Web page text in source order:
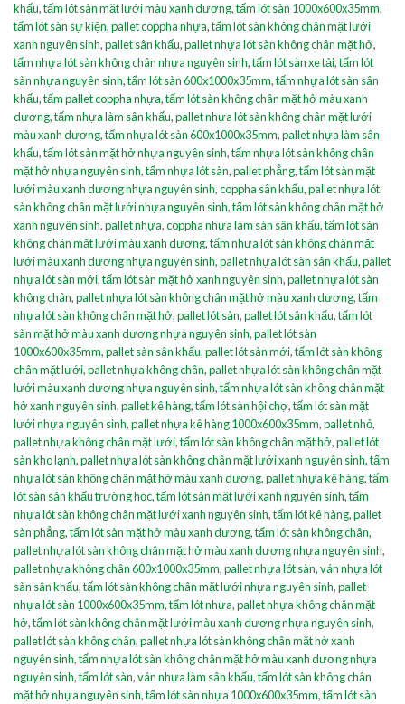
khấu,tấm lót sàn mặt lưới màu xanh dương,tấm lót sàn 1000x600x35mm,
tấm lót sàn sự kiện,pallet coppha nhựa,tấm lót sàn không chân mặt lưới
xanh nguyên sinh,pallet sân khấu,pallet nhựa lót sàn không chân mặt hở,
tấm nhựa lót sàn không chân nhựa nguyên sinh,tấm lót sàn xe tải,tấm lót
sàn nhựa nguyên sinh,tấm lót sàn 600x1000x35mm,tấm nhựa lót sàn sân
khấu,tấm pallet coppha nhựa,tấm lót sàn không chân mặt hở màu xanh
dương,tấm nhựa làm sân khấu,pallet nhựa lót sàn không chân mặt lưới
màu xanh dương,tấm nhựa lót sàn 600x1000x35mm,pallet nhựa làm sân
khấu,tấm lót sàn mặt hở nhựa nguyên sinh,tấm nhựa lót sàn không chân
mặt hở nhựa nguyên sinh,tấm nhựa lót sàn,pallet phẳng,tấm lót sàn mặt
lưới màu xanh dương nhựa nguyên sinh,coppha sân khấu,pallet nhựa lót
sàn không chân mặt lưới nhựa nguyên sinh,tấm lót sàn không chân mặt hở
xanh nguyên sinh,pallet nhựa,coppha nhựa làm sàn sân khấu,tấm lót sàn
không chân mặt lưới màu xanh dương,tấm nhựa lót sàn không chân mặt
lưới màu xanh dương nhựa nguyên sinh,pallet nhựa lót sàn sân khấu,pallet
nhựa lót sàn mới,tấm lót sàn mặt hở xanh nguyên sinh,pallet nhựa lót sàn
không chân,pallet nhựa lót sàn không chân mặt hở màu xanh dương,tấm
nhựa lót sàn không chân mặt hở,pallet lót sàn,pallet lót sân khấu,tấm lót
sàn mặt hở màu xanh dương nhựa nguyên sinh,pallet lót sàn
1000x600x35mm,pallet sàn sân khấu,pallet lót sàn mới,tấm lót sàn không
chân mặt lưới,pallet nhựa không chân,pallet nhựa lót sàn không chân mặt
lưới màu xanh dương nhựa nguyên sinh,tấm nhựa lót sàn không chân mặt
hở xanh nguyên sinh,pallet kê hàng,tấm lót sàn hội chợ,tấm lót sàn mặt
lưới nhựa nguyên sinh,pallet nhựa kê hàng 1000x600x35mm,pallet nhỏ,
pallet nhựa không chân mặt lưới,tấm lót sàn không chân mặt hở,pallet lót
sàn kho lạnh,pallet nhựa lót sàn không chân mặt lưới xanh nguyên sinh,tấm
nhựa lót sàn không chân mặt hở màu xanh dương,pallet nhựa kê hàng,tấm
lót sàn sân khấu trường học,tấm lót sàn mặt lưới xanh nguyên sinh,tấm
nhựa lót sàn không chân mặt lưới xanh nguyên sinh,tấm lót kê hàng,pallet
sàn phẳng,tấm lót sàn mặt hở màu xanh dương,tấm lót sàn không chân,
pallet nhựa lót sàn không chân mặt hở màu xanh dương nhựa nguyên sinh,
pallet nhựa không chân 600x1000x35mm,pallet nhựa lót sàn,ván nhựa lót
sàn sân khấu,tấm lót sàn không chân mặt lưới nhựa nguyên sinh,pallet
nhựa lót sàn 1000x600x35mm,tấm lót nhựa,pallet nhựa không chân mặt
hở,tấm lót sàn không chân mặt lưới màu xanh dương nhựa nguyên sinh,
pallet lót sàn không chân,pallet nhựa lót sàn không chân mặt hở xanh
nguyên sinh,tấm nhựa lót sàn không chân mặt hở màu xanh dương nhựa
nguyên sinh,tấm lót sàn,ván nhựa làm sân khấu,tấm lót sàn không chân
mặt hở nhựa nguyên sinh,tấm lót sàn nhựa 1000x600x35mm,tấm lót sàn